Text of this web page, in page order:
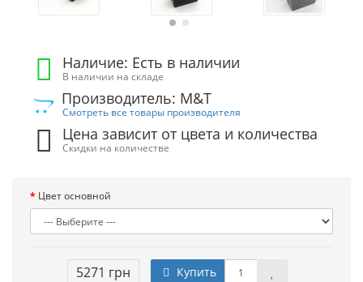
Наличие: Есть в наличии
В наличии на складе
Производитель: M&T
Смотреть все товары производителя
Цена зависит от цвета и количества
Скидки на количестве
Цвет основной
5271 грн Купить